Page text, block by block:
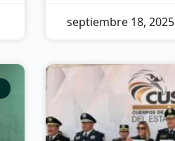
septiembre 18, 2025